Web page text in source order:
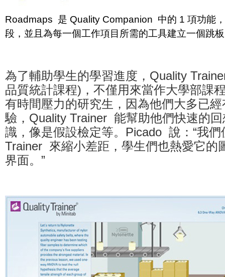
Roadmaps 是 Quality Companion 中的 1 項功能
段，並且為每一個工作項目所需的工具建立一個跳
為了輔助學生的學習進度，Quality
品質統計課程)，不僅用來當作大學部課
有時間壓力的研究生，因為他們大多已
驗，Quality Trainer 能幫助他們快速的
識，像是假設檢定等。Picado 說：“我
Trainer 來縮小差距，學生們也熱愛它的
界面。”